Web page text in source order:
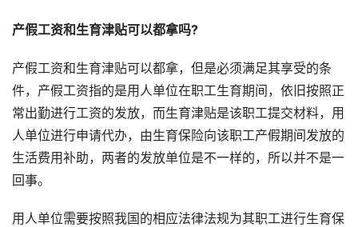
产假工资和生育津贴可以都拿吗?
产假工资和生育津贴可以都拿，但是必须满足其享受的条
件，产假工资指的是用人单位在职工生育期间，依旧按照正
常出勤进行工资的发放，而生育津贴是该职工提交材料，用
人单位进行申请代办，由生育保险向该职工产假期间发放的
生活费用补助，两者的发放单位是不一样的，所以并不是一
回事。
用人单位需要按照我国的相应法律法规为其职工进行生育保